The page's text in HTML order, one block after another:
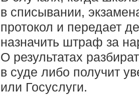
в списывании,
протокол и передает
назначить штраф за
О результатах
в суде либо получит
или Госуслуги.